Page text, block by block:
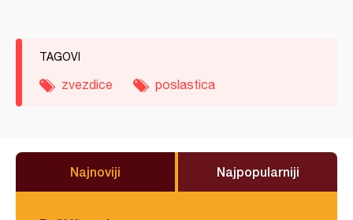
TAGOVI
zvezdice poslastica
Najnoviji Najpopularniji